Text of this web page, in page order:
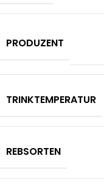
PRODUZENT
TRINKTEMPERATUR
REBSORTEN